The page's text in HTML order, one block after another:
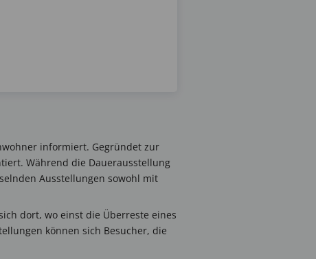
informiert. Gegründet zur
Während die Dauerausstellung
Ausstellungen sowohl mit
dort, wo einst die Überreste eines
können sich Besucher, die